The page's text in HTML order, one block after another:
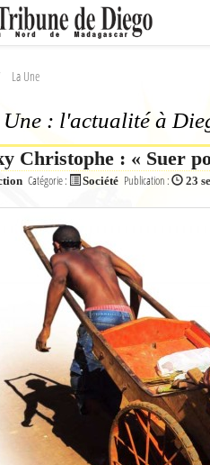
Ok
La Une
: l'actualité à
Christophe : « Suer
Catégorie : Société Publication : 23